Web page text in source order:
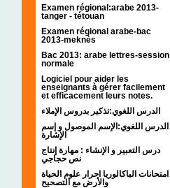
Examen régional:arabe 2013-
tanger - tétouan
Examen régional arabe-bac
2013-meknès
Bac 2013: arabe lettres-session
normale
Logiciel pour aider les
enseignants à gérer facilement
et efficacement leurs notes.
الدرس اللغوي:تذكير بدروس الإملاء
الدرس اللغوي:الإسم الموصول و إسم
الإشارة
درس التعبير و الإنشاء : مهارة إنتاج
نص حجاجي
امتحانات الباكالوريا احرار علوم الحياة
والأرض مع التصحيح